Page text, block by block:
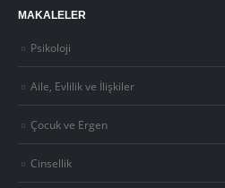
MAKALELER
Psikoloji
Aile, Evlilik ve İlişkiler
Çocuk ve Ergen
Cinsellik